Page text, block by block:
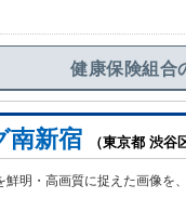
健康保険組合
南新宿 （東京都 渋谷
鮮明・高画質に捉えた画像を